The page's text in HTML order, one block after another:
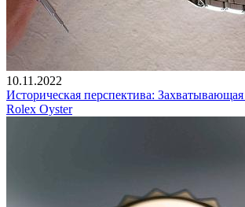
10.11.2022
Историческая перспектива: Захватывающая
Rolex Oyster